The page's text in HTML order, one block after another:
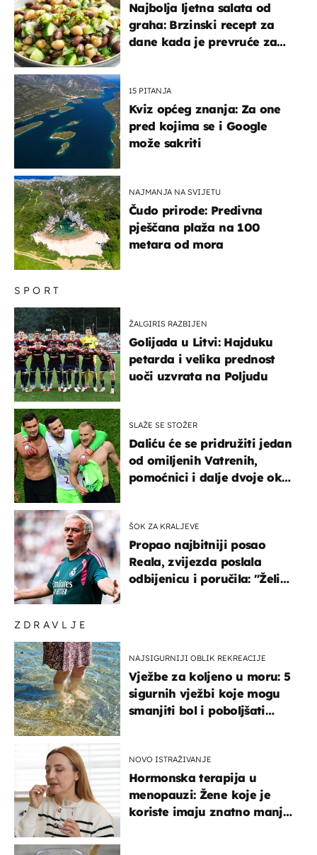
ZDRAVLJE
NAJSIGURNIJI OBLIK REKREACIJE
Vježbe za koljeno u moru: 5
sigurnih vježbi koje mogu
smanjiti bol i poboljšati
NOVO ISTRAŽIVANJE
Hormonska terapija u
menopauzi: Žene koje je
koriste imaju znatno manji
SPORT
ŽALGIRIS RAZBIJEN
Golijada u Litvi: Hajduku
petarda i velika prednost
uoči uzvrata na Poljudu
SLAŽE SE STOŽER
Daliću će se pridružiti jedan
od omiljenih Vatrenih,
pomoćnici i dalje dvoje oko
ŠOK ZA KRALJEVE
Propao najbitniji posao
Reala, zvijezda poslala
odbijenicu i poručila: "Želim
Najbolja ljetna salata od
graha: Brzinski recept za
dane kada je prevruće za
15 PITANJA
Kviz općeg znanja: Za one
pred kojima se i Google
može sakriti
NAJMANJA NA SVIJETU
Čudo prirode: Predivna
pješčana plaža na 100
metara od mora